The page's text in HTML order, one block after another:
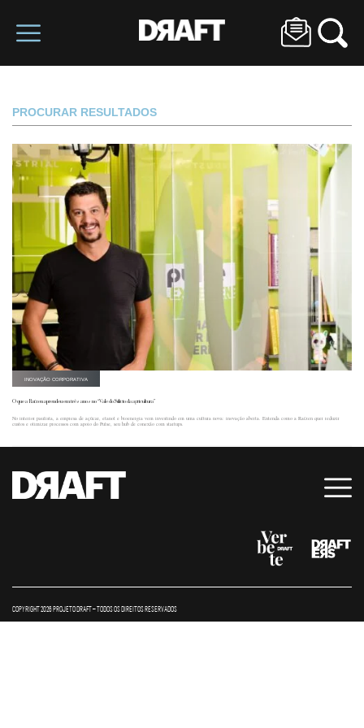
PROCURAR RESULTADOS
INOVAÇÃO CORPORATIVA
O que a Raízen aprendeu em três anos no “Vale do Silício da agricultura”
No interior paulista, a empresa de açúcar, etanol e bioenergia vem investindo em uma cultura nova: inovação aberta. Entenda como a Raízen quer reduzir
custos e otimizar processos com apoio do Pulse, seu hub de conexão com startups.
COPYRIGHT 2026 PROJETO DRAFT – TODOS OS DIREITOS RESERVADOS